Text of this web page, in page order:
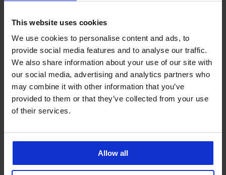
This website uses cookies
We use cookies to personalise content and ads, to
provide social media features and to analyse our traffic.
We also share information about your use of our site with
our social media, advertising and analytics partners who
may combine it with other information that you’ve
provided to them or that they’ve collected from your use
of their services.
Allow all
PREMIUM
Klasické kalhotky CHANTELLE
Sleva
Původní cena
PREMIUM
Podprsenka CHANTELLE Bliss
nevyztužená
1 599 Kč
LIMITED